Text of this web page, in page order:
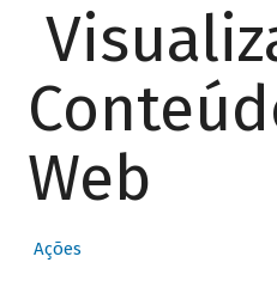
Web
Ações